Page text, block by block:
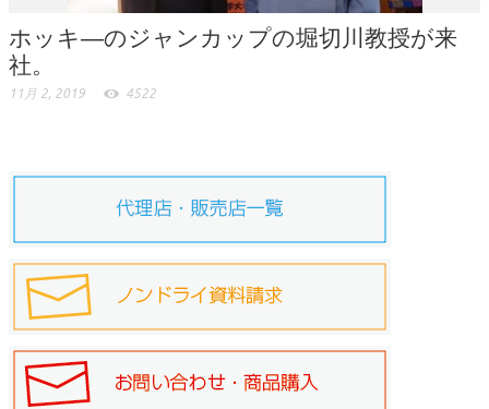
ホッキ―のジャンカップの堀切川教授が来
社。
11月 2, 2019 4522